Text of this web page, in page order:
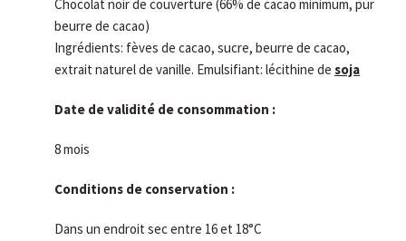
Chocolat noir de couverture (66% de cacao minimum, pur
beurre de cacao)
Ingrédients: fèves de cacao, sucre, beurre de cacao,
extrait naturel de vanille. Emulsifiant: lécithine de soja
Date de validité de consommation :
8 mois
Conditions de conservation :
Dans un endroit sec entre 16 et 18°C